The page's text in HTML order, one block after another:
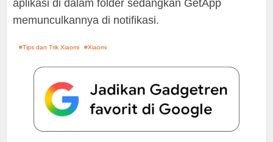
aplikasi di dalam folder sedangkan GetApp
memunculkannya di notifikasi.
Tips dan Trik Xiaomi Xiaomi